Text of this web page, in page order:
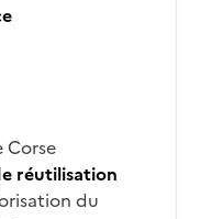
réutilisation
du